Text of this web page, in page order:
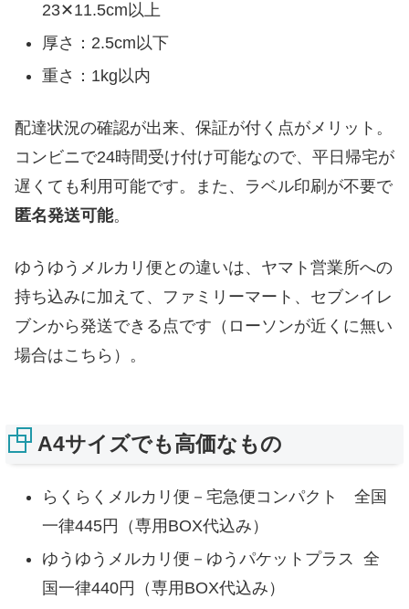
23✕11.5cm以上
厚さ：2.5cm以下
重さ：1kg以内
配達状況の確認が出来、保証が付く点がメリット。
コンビニで24時間受け付け可能なので、平日帰宅が
遅くても利用可能です。また、ラベル印刷が不要で
匿名発送可能。
ゆうゆうメルカリ便との違いは、ヤマト営業所への
持ち込みに加えて、ファミリーマート、セブンイレ
ブンから発送できる点です（ローソンが近くに無い
場合はこちら）。
A4サイズでも高価なもの
らくらくメルカリ便－宅急便コンパクト 全国
一律445円（専用BOX代込み）
ゆうゆうメルカリ便－ゆうパケットプラス 全
国一律440円（専用BOX代込み）